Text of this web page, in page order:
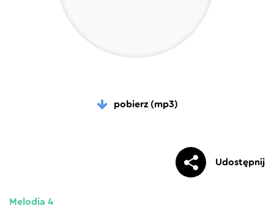
pobierz (mp3)
Udostępnij
Melodia 4